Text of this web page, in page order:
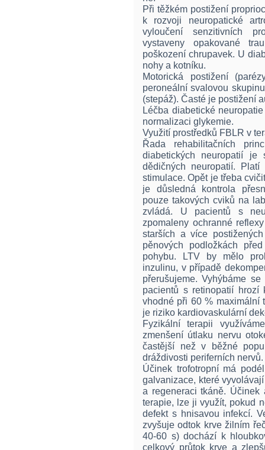
Při těžkém postižení
k rozvoji neuropatické
vyloučení senzitivních
vystaveny opakované
poškození chrupavek. U
nohy a kotníku.
Motorická postižení
peroneální svalovou
(stepáž). Časté je postižení
Léčba diabetické
normalizaci glykemie.
Využití prostředků FBLR v
Řada rehabilitačních
diabetických neuropatií
dědičných neuropatií.
stimulace. Opět je třeba
je důsledná kontrola
pouze takových cviků na
zvládá. U pacientů s
zpomaleny ochranné
starších a více
pěnových podložkách
pohybu. LTV by mělo
inzulinu, v případě
přerušujeme. Vyhýbáme
pacientů s retinopatií
vhodné při 60 % maximální
je riziko kardiovaskulární
Fyzikální terapii
zmenšení útlaku nervu
častější než v běžné
dráždivosti periferních nervů.
Účinek trofotropní má
galvanizace, které
a regeneraci tkáně. Účinek
terapie, lze ji využít, pokud
defekt s hnisavou infekcí.
zvyšuje odtok krve žilním
40-60 s) dochází k
celkový průtok krve a